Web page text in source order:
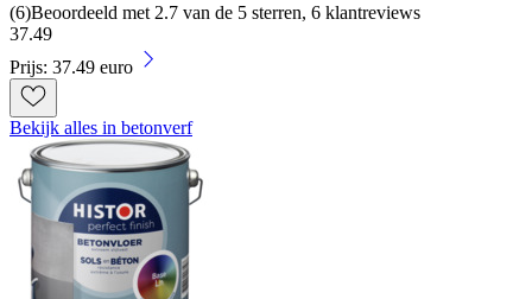
(6)Beoordeeld met 2.7 van de 5 sterren, 6 klantreviews
37.49
Prijs: 37.49 euro
Bekijk alles in betonverf